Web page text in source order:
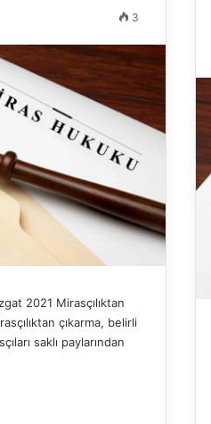
3
2021 Mirasçılıktan
çıkarma, belirli
saklı paylarından